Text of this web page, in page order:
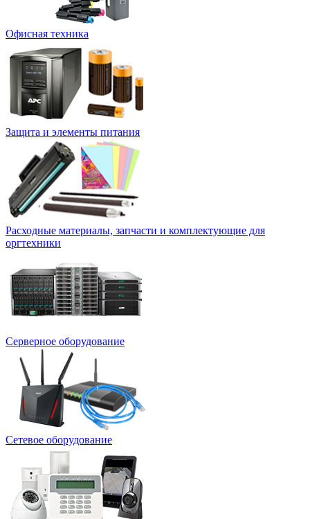
Офисная техника
Защита и элементы питания
Расходные материалы, запчасти и комплектующие для
оргтехники
Серверное оборудование
Сетевое оборудование